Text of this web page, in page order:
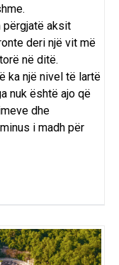
përgjatë aksit
deri një vit më
në ditë.
ka një nivel të lartë
nuk është ajo që
dhe
i madh për